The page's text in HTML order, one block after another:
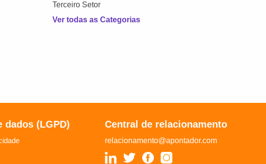
Terceiro Setor
Ver todas as Categorias
dados (LGPD) Central de relacionamento
relacionamento@apontador.com